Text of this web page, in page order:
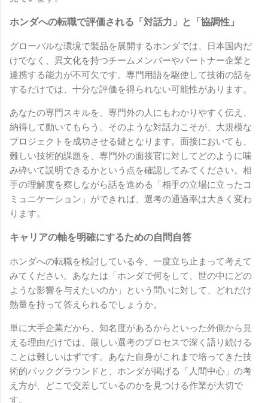
ホンダへの転職で評価される「対話力」と「協調性」
グローバルな環境で製品を展開するホンダでは、日本国内だ
けでなく、異文化を持つチームメンバーやパートナー企業と
連携する能力が不可欠です。専門用語を駆使して技術の話を
するだけでは、十分な評価を得られない可能性があります。
あなたの専門スキルを、専門外の人にもわかりやすく伝え、
納得して動いてもらう。そのような対話力こそが、大規模な
プロジェクトを成功させる鍵となります。面接においても、
難しい技術的課題を、専門外の面接官に対してどのように噛
み砕いて説明できるかという点を確認してみてください。相
手の理解度を察しながら話を進める「相手の立場に立ったコ
ミュニケーション」ができれば、選考の通過率は大きく変わ
ります。
キャリアの軸を明確にするための自問自答
ホンダへの転職を検討している今、一度立ち止まって考えて
みてください。あなたは「ホンダで何をして、世の中にどの
ような影響を与えたいのか」という問いに対して、どれだけ
熱量を持って答えられるでしょうか。
単に大手企業だから、知名度があるからといった外側から見
える理由だけでは、厳しい選考のプロセスで深く語り続ける
ことは難しいはずです。あなた自身がこれまで培ってきた技
術的バックグラウンドと、ホンダが掲げる「人間中心」の考
え方が、どこで交差しているのかを見つける作業が大切で
す。